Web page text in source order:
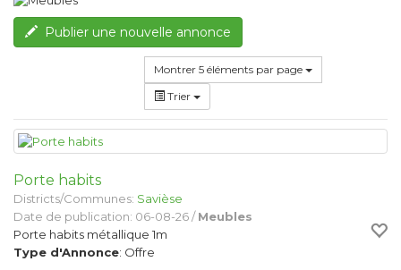
Publier une nouvelle annonce
Montrer 5 éléments par page
Trier
Porte habits
Districts/Communes: Savièse
Date de publication: 06-08-26 /Meubles
Porte habits métallique 1m
Type d'Annonce: Offre